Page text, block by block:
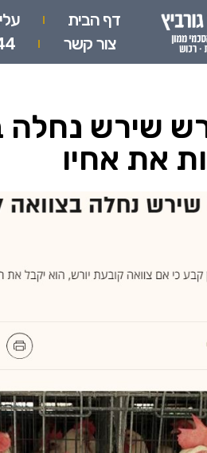
דף הבית
צור קשר
שירש
את אחיו